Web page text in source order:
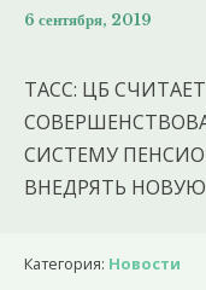
6 сентября, 2019
ТАСС: ЦБ
СИСТЕМУ
ВНЕДРЯТЬ
Категория: Новости